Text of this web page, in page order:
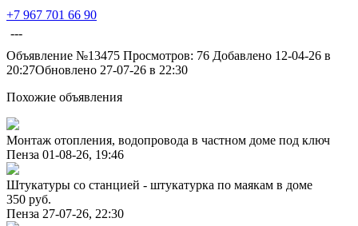
+7 967 701 66 90
---
Объявление №13475 Просмотров: 76 Добавлено 12-04-26 в
20:27Обновлено 27-07-26 в 22:30
Похожие объявления
Монтаж отопления, водопровода в частном доме под ключ
Пенза 01-08-26, 19:46
Штукатуры со станцией - штукатурка по маякам в доме
350 руб.
Пенза 27-07-26, 22:30